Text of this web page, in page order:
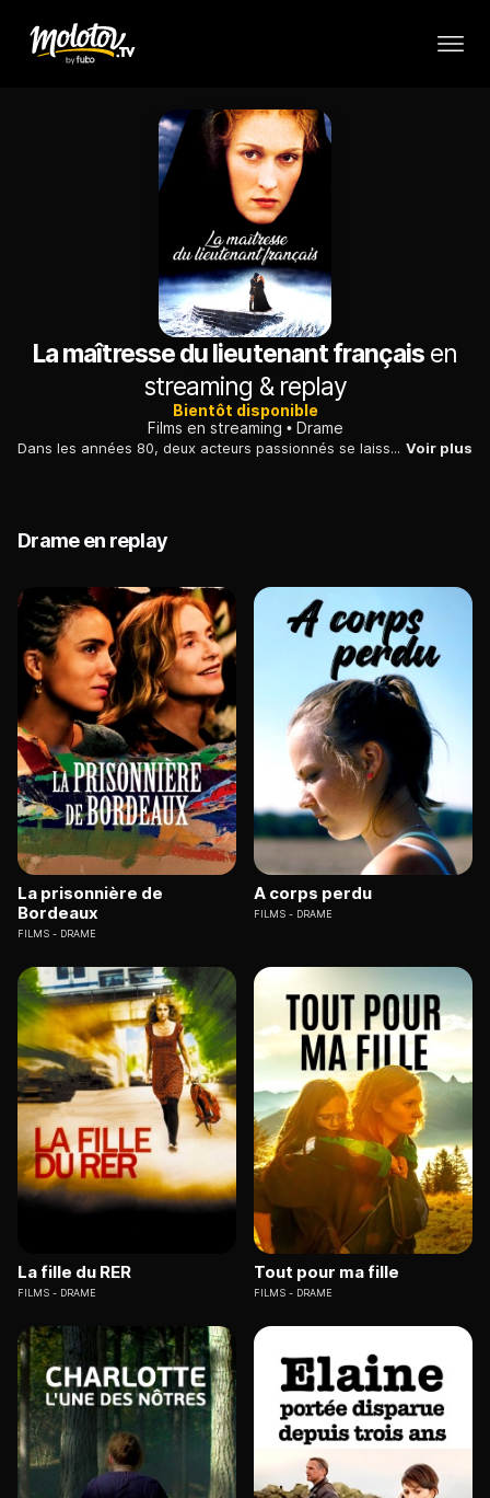
La maîtresse du lieutenant françaisen
streaming & replay
Bientôt disponible
Films en streaming
Drame
Dans les années 80, deux acteurs passionnés se laissent prendre au jeu alors qu'ils incarnent un couple d'amants de l'Angleterre victorienne. Voir plus
Drame en replay
La prisonnière de
Bordeaux
FILMS DRAME
A corps perdu
FILMS DRAME
La fille du RER
FILMS DRAME
Tout pour ma fille
FILMS DRAME